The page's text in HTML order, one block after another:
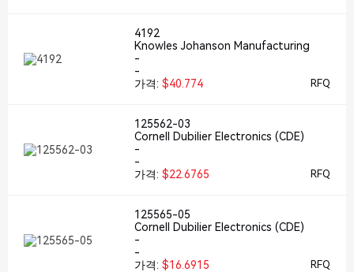
4192
Knowles Johanson Manufacturing
-
-
가격: $40.774 RFQ
125562-03
Cornell Dubilier Electronics (CDE)
-
-
가격: $22.6765 RFQ
125565-05
Cornell Dubilier Electronics (CDE)
-
-
가격: $16.6915 RFQ